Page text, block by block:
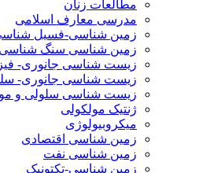
مطالعات زنان
مدرسی معارف اسلامی
زمین شناسی-فسیل
زمین شناسی سنگ
زیست شناسی جانوری-
زیست شناسی جانوری-
زیست شناسی سلولی و
ژنتیک مولکولی
میکروبیولوژی
زمین شناسی اقتصادی
زمین شناسی نفت
زمین شناسی-تکتونیک